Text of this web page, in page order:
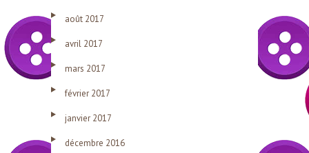
août 2017
avril 2017
mars 2017
février 2017
janvier 2017
décembre 2016